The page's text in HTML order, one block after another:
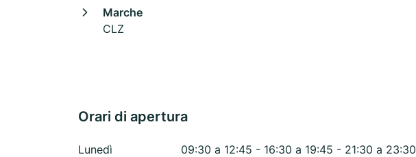
Marche
CLZ
Orari di apertura
Lunedì
09:30 a 12:45 - 16:30 a 19:45 - 21:30 a 23:30